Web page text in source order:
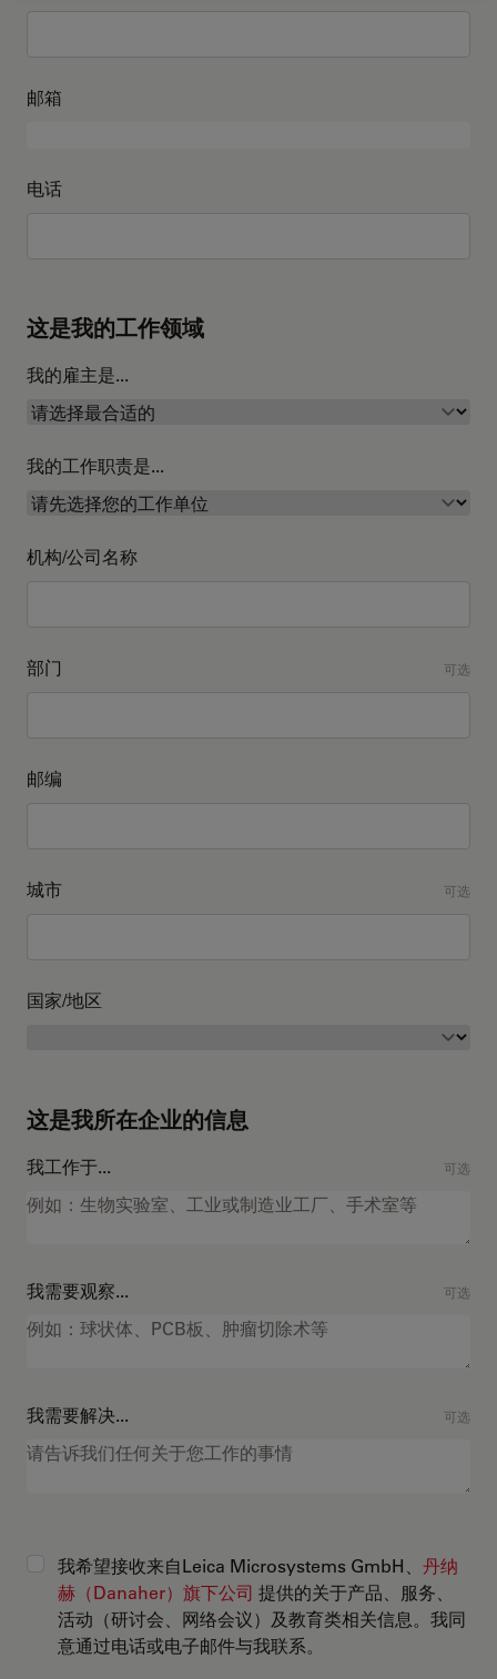
邮箱
电话
这是我的工作领域
我的雇主是...
我的工作职责是...
机构/公司名称
部门 可选
邮编
城市 可选
国家/地区
这是我所在企业的信息
我工作于... 可选
我需要观察... 可选
我需要解决... 可选
我希望接收来自Leica Microsystems GmbH、 丹纳
赫（Danaher）旗下公司 提供的关于产品、服务、
活动（研讨会、网络会议）及教育类相关信息。我同
意通过电话或电子邮件与我联系。